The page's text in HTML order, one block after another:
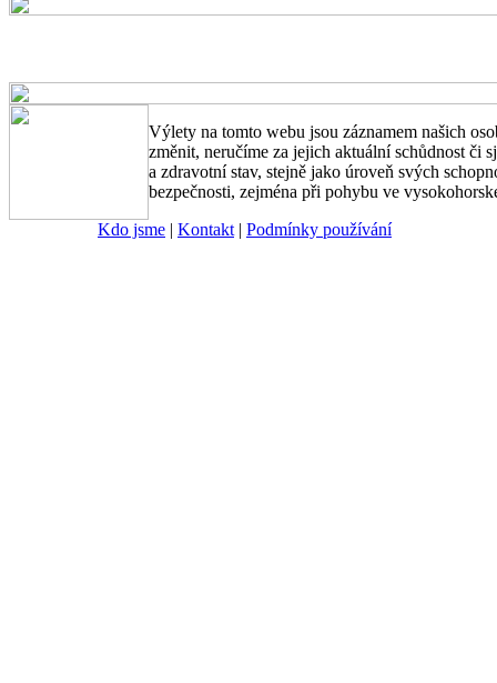
Výlety na tomto webu jsou záznamem našich
změnit, neručíme za jejich aktuální schůdnost či
a zdravotní stav, stejně jako úroveň svých
bezpečnosti, zejména při pohybu ve
Kdo jsme | Kontakt | Podmínky používání